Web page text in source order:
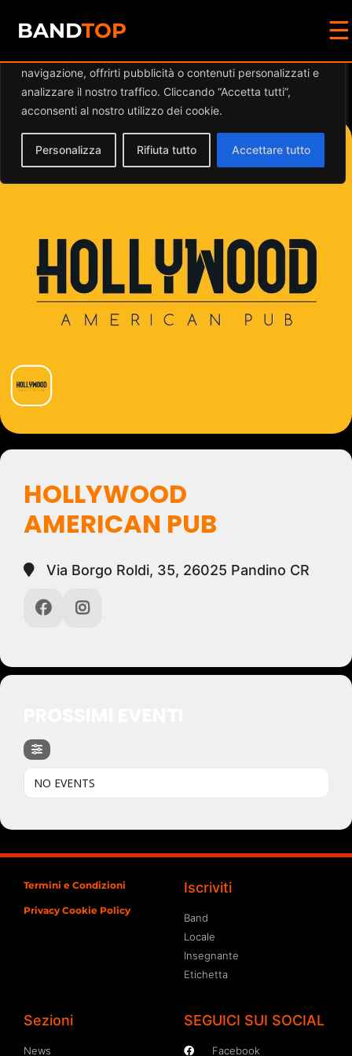
Diamo valore alla tua privacy
navigazione, offrirti pubblicità o contenuti personalizzati e
analizzare il nostro traffico. Cliccando “Accetta tutti”,
acconsenti al nostro utilizzo dei cookie.
Personalizza Rifiuta tutto Accettare tutto
BANDTOP ☰
Events at this location
HOLLYWOOD
AMERICAN PUB
Via Borgo Roldi, 35, 26025 Pandino CR
NO EVENTS
Termini e Condizioni
Privacy Cookie Policy
Iscriviti
Band
Locale
Insegnante
Etichetta
Sezioni
News
SEGUICI SUI SOCIAL
Facebook